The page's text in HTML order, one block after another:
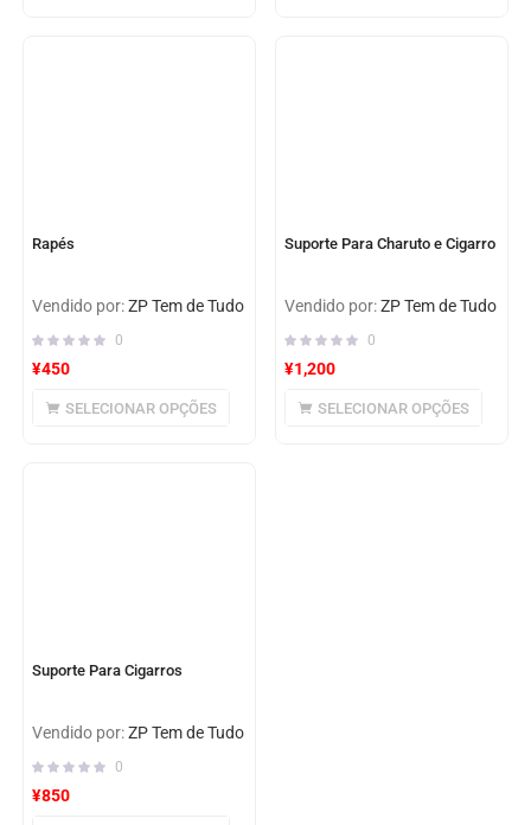
Rapés
Vendido por:ZP Tem de Tudo
0
¥450
SELECIONAR OPÇÕES
Suporte Para Charuto e Cigarro
Vendido por:ZP Tem de Tudo
0
¥1,200
SELECIONAR OPÇÕES
Suporte Para Cigarros
Vendido por:ZP Tem de Tudo
0
¥850